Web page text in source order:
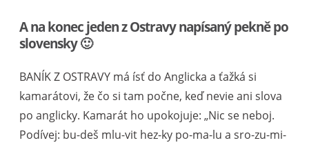
A na konec jeden z Ostravy napísaný pekně po
slovensky 🙂
BANÍK Z OSTRAVY má ísť do Anglicka a ťažká si
kamarátovi, že čo si tam počne, keď nevie ani slova
po anglicky. Kamarát ho upokojuje: „Nic se neboj.
Podívej: bu-deš mlu-vit hez-ky po-ma-lu a sro-zu-mi-